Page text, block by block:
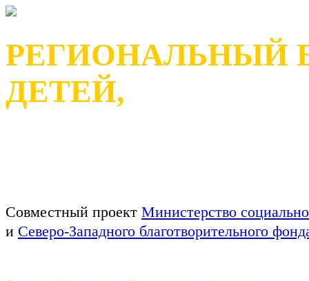
РЕГИОНАЛЬНЫЙ
ДЕТЕЙ,
Совместный проект Министерство
и Северо-Западного благотворительного